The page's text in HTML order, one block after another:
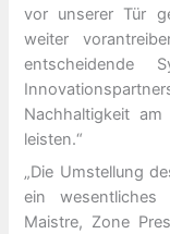
vor unserer Tür
weiter
entscheidende
Nachhaltigkeit
leisten.“
„Die Umstellung
ein wesentliches
Maistre, Zone